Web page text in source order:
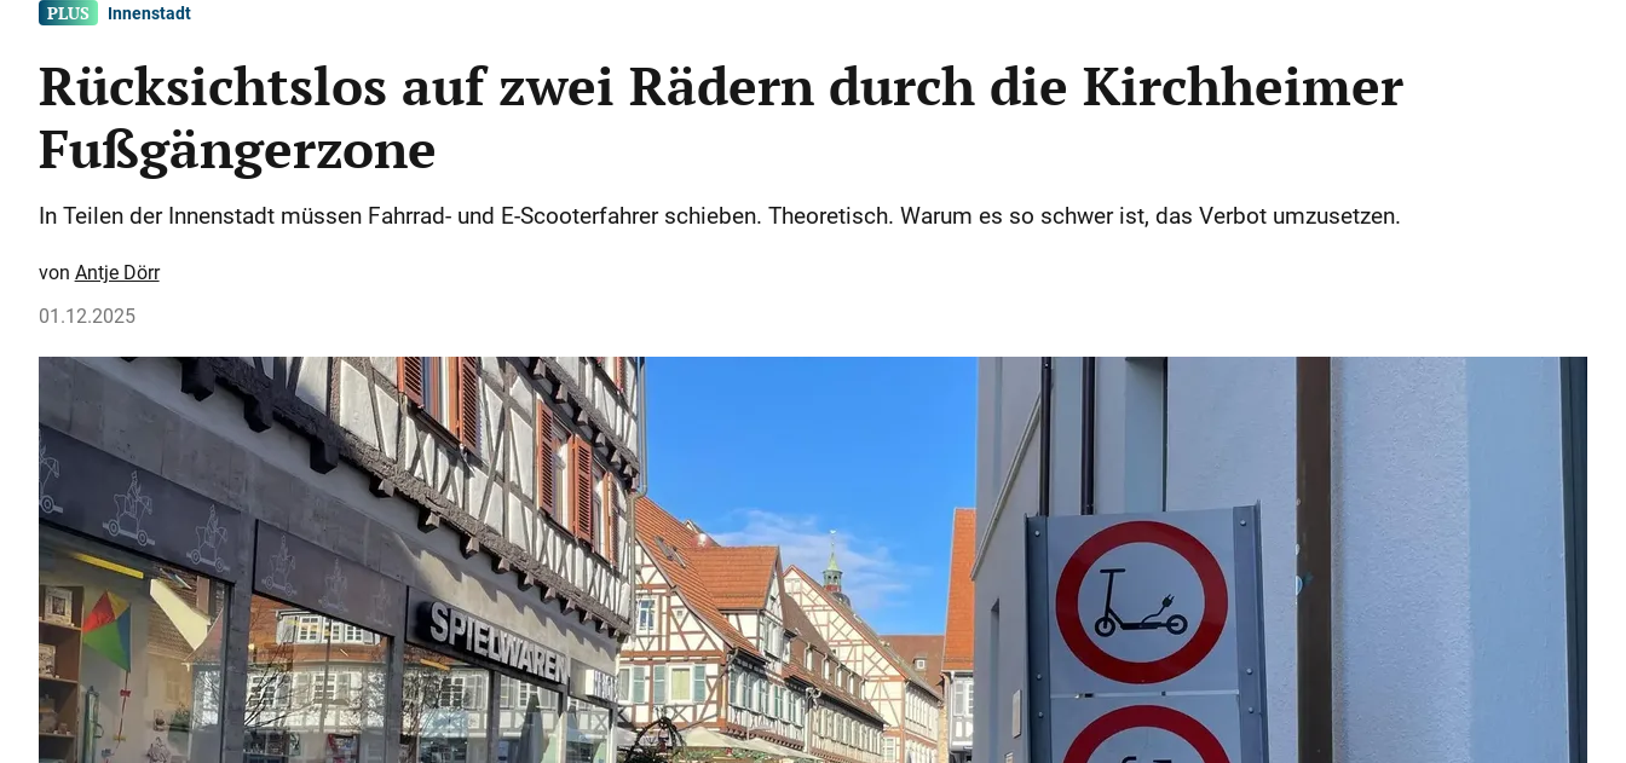
Innenstadt
Rücksichtslos auf zwei Rädern durch die Kirchheimer
Fußgängerzone
In Teilen der Innenstadt müssen Fahrrad- und E-Scooterfahrer schieben. Theoretisch. Warum es so schwer ist, das Verbot umzusetzen.
Antje Dörr
01.12.2025